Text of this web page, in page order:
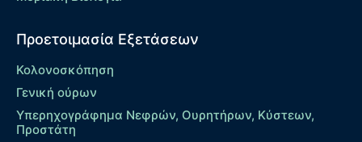
Προετοιμασία Εξετάσεων
Κολονοσκόπηση
Γενική ούρων
Υπερηχογράφημα Νεφρών, Ουρητήρων, Κύστεων,
Προστάτη